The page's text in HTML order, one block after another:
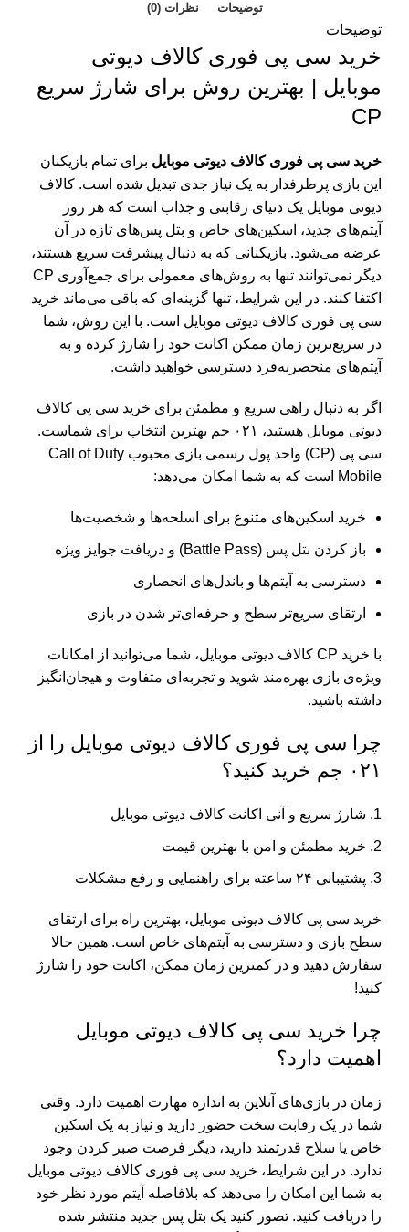
توضیحات نظرات (0)
توضیحات
خرید سی پی فوری کالاف دیوتی
موبایل | بهترین روش برای شارژ سریع
CP
خرید سی پی فوری کالاف دیوتی موبایل برای تمام بازیکنان
این بازی پرطرفدار به یک نیاز جدی تبدیل شده است. کالاف
دیوتی موبایل یک دنیای رقابتی و جذاب است که هر روز
آیتم‌های جدید، اسکین‌های خاص و بتل پس‌های تازه در آن
عرضه می‌شود. بازیکنانی که به دنبال پیشرفت سریع هستند،
دیگر نمی‌توانند تنها به روش‌های معمولی برای جمع‌آوری CP
اکتفا کنند. در این شرایط، تنها گزینه‌ای که باقی می‌ماند خرید
سی پی فوری کالاف دیوتی موبایل است. با این روش، شما
در سریع‌ترین زمان ممکن اکانت خود را شارژ کرده و به
آیتم‌های منحصر‌به‌فرد دسترسی خواهید داشت.
اگر به دنبال راهی سریع و مطمئن برای خرید سی پی کالاف
دیوتی موبایل هستید، ۰۲۱ جم بهترین انتخاب برای شماست.
سی پی (CP) واحد پول رسمی بازی محبوب Call of Duty
Mobile است که به شما امکان می‌دهد:
خرید اسکین‌های متنوع برای اسلحه‌ها و شخصیت‌ها
باز کردن بتل پس (Battle Pass) و دریافت جوایز ویژه
دسترسی به آیتم‌ها و باندل‌های انحصاری
ارتقای سریع‌تر سطح و حرفه‌ای‌تر شدن در بازی
با خرید CP کالاف دیوتی موبایل، شما می‌توانید از امکانات
ویژه‌ی بازی بهره‌مند شوید و تجربه‌ای متفاوت و هیجان‌انگیز
داشته باشید.
چرا سی پی فوری کالاف دیوتی موبایل را از
۰۲۱ جم خرید کنید؟
شارژ سریع و آنی اکانت کالاف دیوتی موبایل
خرید مطمئن و امن با بهترین قیمت
پشتیبانی ۲۴ ساعته برای راهنمایی و رفع مشکلات
خرید سی پی کالاف دیوتی موبایل، بهترین راه برای ارتقای
سطح بازی و دسترسی به آیتم‌های خاص است. همین حالا
سفارش دهید و در کمترین زمان ممکن، اکانت خود را شارژ
کنید!
چرا خرید سی پی کالاف دیوتی موبایل
اهمیت دارد؟
زمان در بازی‌های آنلاین به اندازه مهارت اهمیت دارد. وقتی
شما در یک رقابت سخت حضور دارید و نیاز به یک اسکین
خاص یا سلاح قدرتمند دارید، دیگر فرصت صبر کردن وجود
ندارد. در این شرایط، خرید سی پی فوری کالاف دیوتی موبایل
به شما این امکان را می‌دهد که بلافاصله آیتم مورد نظر خود
را دریافت کنید. تصور کنید یک بتل پس جدید منتشر شده